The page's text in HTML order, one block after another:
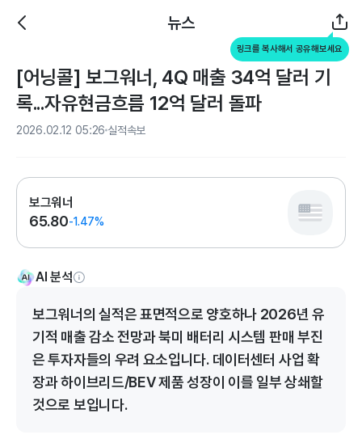
뉴스
링크를 복사해서 공유해보세요
[어닝콜] 보그워너, 4Q 매출 34억 달러 기
록...자유현금흐름 12억 달러 돌파
2026.02.12 05:26 실적속보
보그워너
65.80-1.47%
AI 분석
보그워너의 실적은 표면적으로 양호하나 2026년 유
기적 매출 감소 전망과 북미 배터리 시스템 판매 부진
은 투자자들의 우려 요소입니다. 데이터센터 사업 확
장과 하이브리드/BEV 제품 성장이 이를 일부 상쇄할
것으로 보입니다.